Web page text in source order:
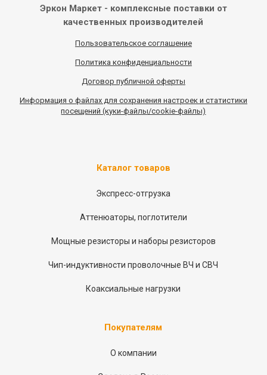
Эркон Маркет - комплексные поставки от
качественных производителей
Пользовательское соглашение
Политика конфиденциальности
Договор публичной оферты
Информация о файлах для сохранения настроек и статистики
посещений (куки-файлы/cookie-файлы)
Каталог товаров
Экспресс-отгрузка
Аттенюаторы, поглотители
Мощные резисторы и наборы резисторов
Чип-индуктивности проволочные ВЧ и СВЧ
Коаксиальные нагрузки
Покупателям
О компании